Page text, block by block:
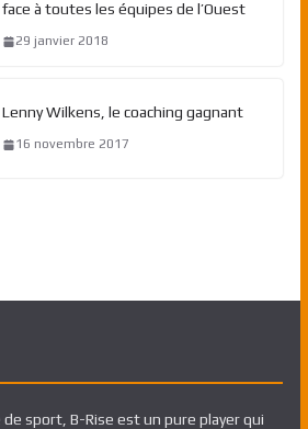
face à toutes les équipes de l’Ouest
29 janvier 2018
Lenny Wilkens, le coaching gagnant
16 novembre 2017
de sport, B-Rise est un pure player qui